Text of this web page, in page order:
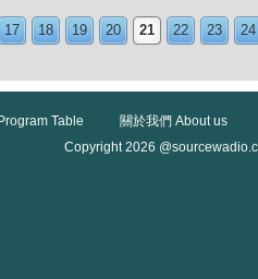
17 18 19 20 21 22 23 24
Table
關於我們 About us
Copyright 2026